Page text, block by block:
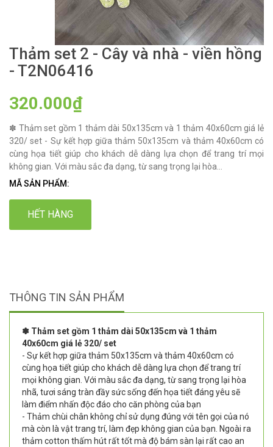
Thảm set 2 - Cây và nhà - viền hồng
- T2N06416
320.000₫
✽ Thảm set gồm 1 thảm dài 50x135cm và 1 thảm 40x60cm giá lẻ
320/ set - Sự kết hợp giữa thảm 50x135cm và thảm 40x60cm có
cùng họa tiết giúp cho khách dễ dàng lựa chọn để trang trí mọi
không gian. Với màu sắc đa dạng, từ sang trọng lại hòa...
MÃ SẢN PHẨM:
HẾT HÀNG
THÔNG TIN SẢN PHẨM
✽ Thảm set gồm 1 thảm dài 50x135cm và 1 thảm
40x60cm giá lẻ 320/ set
- Sự kết hợp giữa thảm 50x135cm và thảm 40x60cm có
cùng họa tiết giúp cho khách dễ dàng lựa chọn để trang trí
mọi không gian. Với màu sắc đa dạng, từ sang trọng lại hòa
nhã, tươi sáng tràn đầy sức sống đến họa tiết đáng yêu sẽ
làm điểm nhấn độc đáo cho căn phòng của bạn
- Thảm chùi chân không chỉ sử dụng đúng với tên gọi của nó
mà còn là vật trang trí, làm đẹp không gian của bạn. Ngoài ra
thảm cotton thấm hút rất tốt mà độ bám sàn lại rất cao an